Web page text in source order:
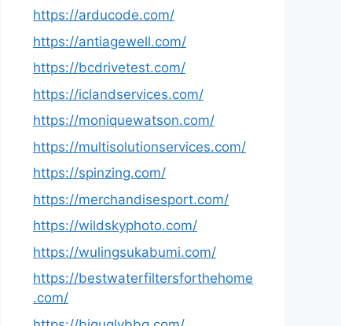
https://arducode.com/
https://antiagewell.com/
https://bcdrivetest.com/
https://iclandservices.com/
https://moniquewatson.com/
https://multisolutionservices.com/
https://spinzing.com/
https://merchandisesport.com/
https://wildskyphoto.com/
https://wulingsukabumi.com/
https://bestwaterfiltersforthehome
.com/